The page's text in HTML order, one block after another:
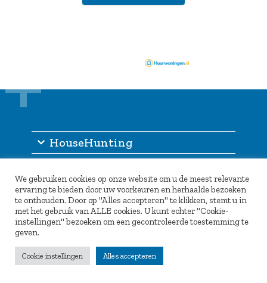
HouseHunting
Inlogportaal
Partners
We gebruiken cookies op onze website om u de meest relevante
ervaring te bieden door uw voorkeuren en herhaalde bezoeken
te onthouden. Door op "Alles accepteren" te klikken, stemt u in
met het gebruik van ALLE cookies. U kunt echter "Cookie-
instellingen" bezoeken om een gecontroleerde toestemming te
geven.
Cookie instellingen Alles accepteren